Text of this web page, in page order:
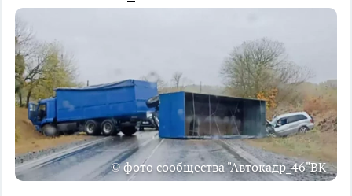
© фото сообщества "Автокадр_46"ВК